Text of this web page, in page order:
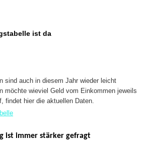
ist da
sind auch in diesem Jahr wieder leicht
möchte wieviel Geld vom Einkommen jeweils
findet hier die aktuellen Daten.
ist immer stärker gefragt